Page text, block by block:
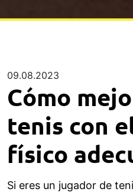
09.08.2023
Cómo
tenis con
físico
Si eres un jugador de